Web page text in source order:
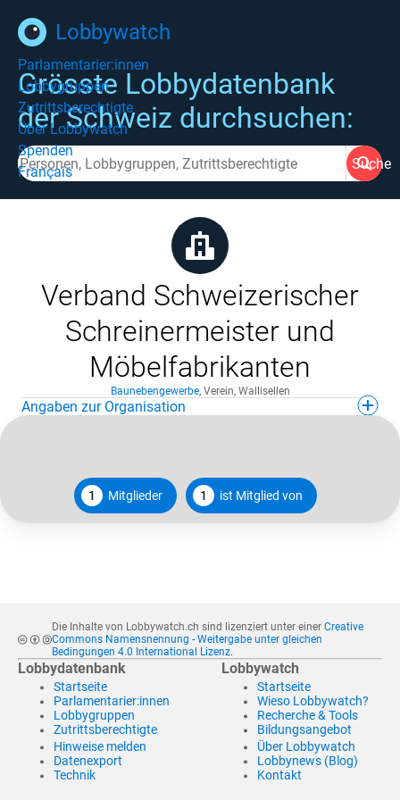
Lobbywatch
Parlamentarier:innen
Lobbygruppen
Zutrittsberechtigte
Über Lobbywatch
Spenden
Français
Grösste Lobbydatenbank
der Schweiz durchsuchen:
Suche
Verband Schweizerischer
Schreinermeister und
Möbelfabrikanten
Baunebengewerbe, Verein, Wallisellen
Angaben zur Organisation
1 Mitglieder 1 ist Mitglied von
Die Inhalte von Lobbywatch.ch sind lizenziert unter einer Creative
Commons Namensnennung - Weitergabe unter gleichen
Bedingungen 4.0 International Lizenz.
Lobbydatenbank
Startseite
Parlamentarier:innen
Lobbygruppen
Zutrittsberechtigte
Hinweise melden
Datenexport
Technik
Lobbywatch
Startseite
Wieso Lobbywatch?
Recherche & Tools
Bildungsangebot
Über Lobbywatch
Lobbynews (Blog)
Kontakt